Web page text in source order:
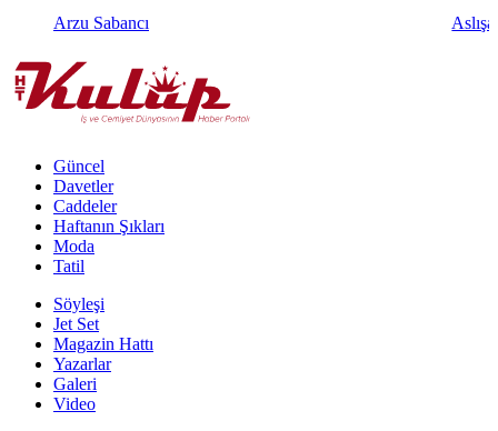
Arzu Sabancı
Güncel
Davetler
Caddeler
Haftanın Şıkları
Moda
Tatil
Söyleşi
Jet Set
Magazin Hattı
Yazarlar
Galeri
Video